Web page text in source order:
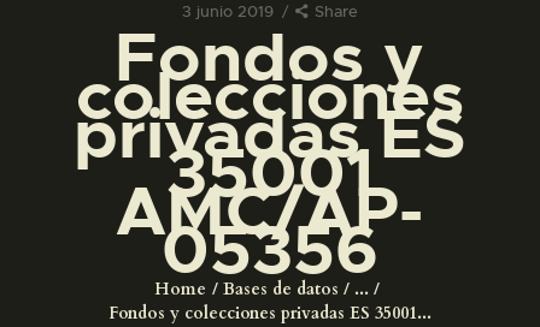
3 junio 2019 Share
Fondos y
colecciones
privadas ES
35001
AMC/AP-
05356
Home Bases de datos
...
Fondos y colecciones privadas ES 35001...
PREPARAR LA VISITA
ACTIVIDADES
█
EL MUSEO